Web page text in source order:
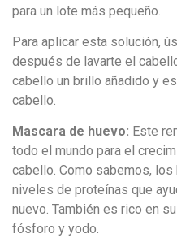
para un lote más pequeño.
Para aplicar esta solución,
después de lavarte el
cabello un brillo añadido y
cabello.
Mascara de huevo: Este
todo el mundo para el
cabello. Como sabemos,
niveles de proteínas que
nuevo. También es rico en
fósforo y yodo.